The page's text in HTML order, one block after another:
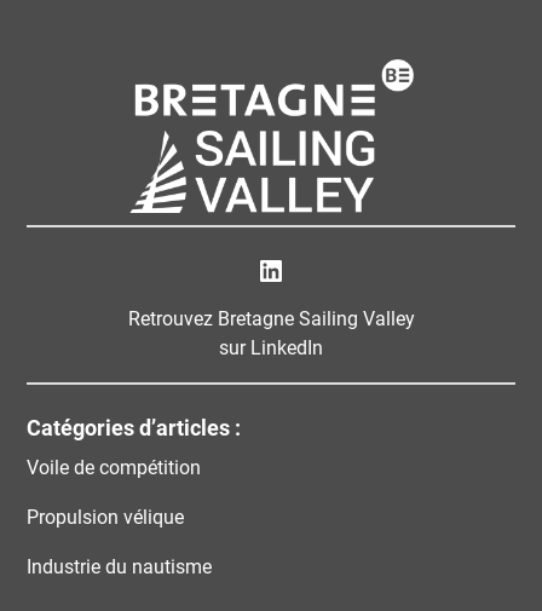
Bretagne Sailing Valley
Retrouvez Bretagne Sailing Valley
sur LinkedIn
Catégories d’articles :
Voile de compétition
Propulsion vélique
Industrie du nautisme